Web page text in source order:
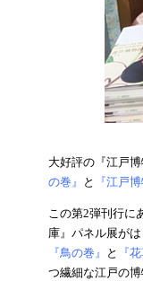
大好評の『江戸
の巻』 と 『江戸
この第2弾刊行に
庫』パネル展が
『鳥の巻』
と 『
つ繊細な江戸の博